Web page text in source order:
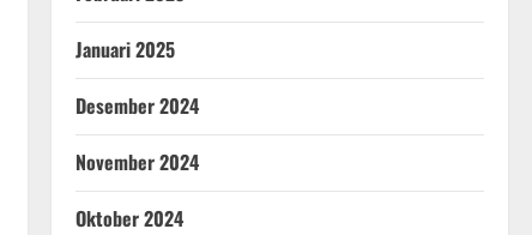
Januari 2025
Desember 2024
November 2024
Oktober 2024